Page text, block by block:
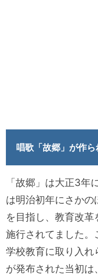
唱歌「故郷」が作
「故郷」は大正3年
は明治初年にさか
を目指し、教育改
施行されてました。
学校教育に取り入れ
が発布された当初は